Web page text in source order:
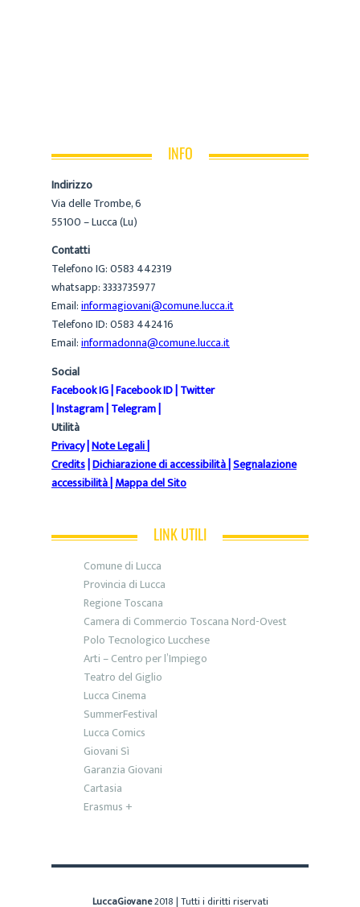
INFO
Indirizzo
Via delle Trombe, 6
55100 – Lucca (Lu)
Contatti
Telefono IG: 0583 442319
whatsapp: 3333735977
Email:informagiovani@comune.lucca.it
Telefono ID: 0583 442416
Email:informadonna@comune.lucca.it
Social
Facebook IG|Facebook ID|Twitter
|Instagram|Telegram|
Utilità
Privacy|Note Legali|
Credits|Dichiarazione di accessibilità|Segnalazione
accessibilità|Mappa del Sito
LINK UTILI
Comune di Lucca
Provincia di Lucca
Regione Toscana
Camera di Commercio Toscana Nord-Ovest
Polo Tecnologico Lucchese
Arti – Centro per l’Impiego
Teatro del Giglio
Lucca Cinema
SummerFestival
Lucca Comics
Giovani Sì
Garanzia Giovani
Cartasia
Erasmus +
LuccaGiovane2018 | Tutti i diritti riservati